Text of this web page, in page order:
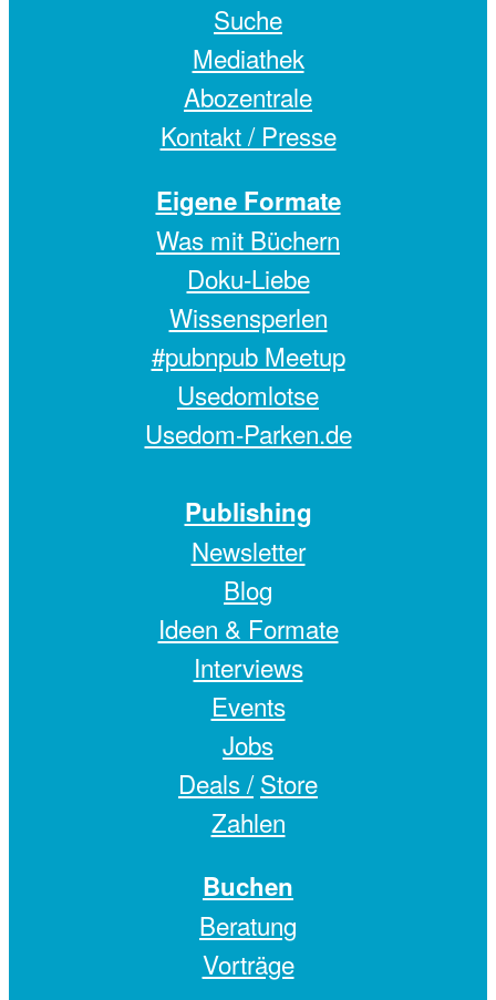
Suche
Mediathek
Abozentrale
Kontakt / Presse
Eigene Formate
Was mit Büchern
Doku-Liebe
Wissensperlen
#pubnpub Meetup
Usedomlotse
Usedom-Parken.de
Publishing
Newsletter
Blog
Ideen & Formate
Interviews
Events
Jobs
Deals / Store
Zahlen
Buchen
Beratung
Vorträge